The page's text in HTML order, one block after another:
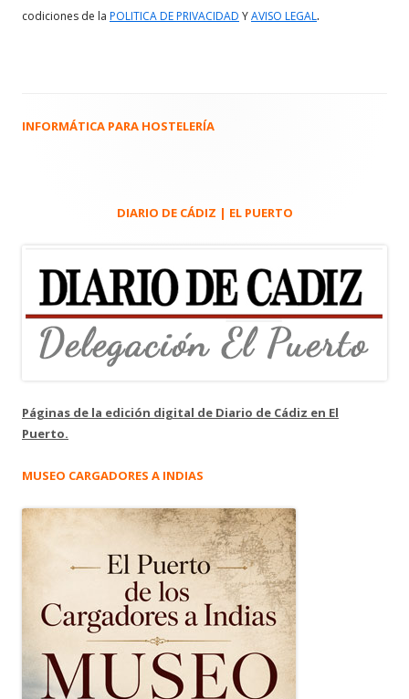
codiciones de la POLITICA DE PRIVACIDAD YAVISO LEGAL.
Barra
principal
INFORMÁTICA PARA HOSTELERÍA
DIARIO DE CÁDIZ | EL PUERTO
Páginas de la edición digital de Diario de Cádiz en El
Puerto.
MUSEO CARGADORES A INDIAS